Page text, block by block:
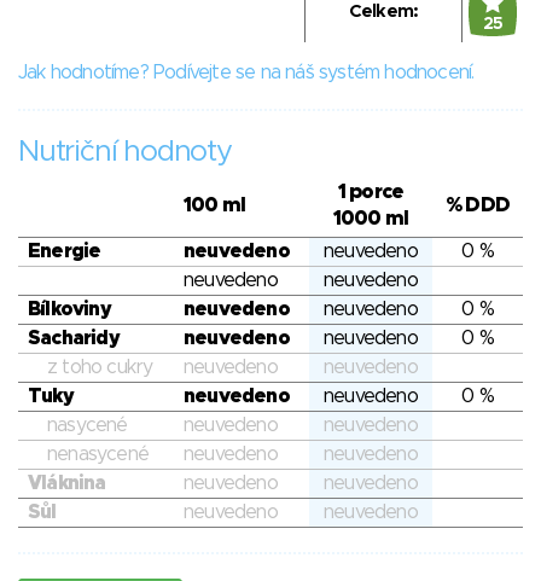
Celkem:
25
Jak hodnotíme? Podívejte se na náš systém hodnocení.
Nutriční hodnoty
100 ml
1 porce
1000 ml
% DDD
Energie neuvedeno neuvedeno
0 %
neuvedeno
neuvedeno
Bílkoviny
neuvedeno neuvedeno
0 %
Sacharidy
neuvedeno neuvedeno
0 %
z toho cukry
neuvedeno
neuvedeno
Tuky
neuvedeno neuvedeno
0 %
nasycené
neuvedeno
neuvedeno
nenasycené
neuvedeno
neuvedeno
Vláknina
neuvedeno
neuvedeno
Sůl
neuvedeno neuvedeno